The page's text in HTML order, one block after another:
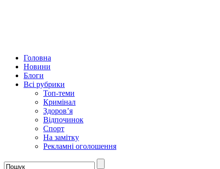
Головна
Новини
Блоги
Всі рубрики
Топ-теми
Кримінал
Здоров’я
Відпочинок
Спорт
На замітку
Рекламні оголошення